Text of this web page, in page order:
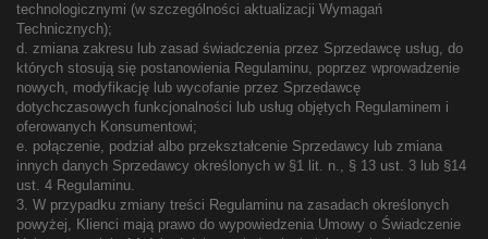
technologicznymi (w szczególności aktualizacji Wymagań
Technicznych);
d. zmiana zakresu lub zasad świadczenia przez Sprzedawcę usług, do
których stosują się postanowienia Regulaminu, poprzez wprowadzenie
nowych, modyfikację lub wycofanie przez Sprzedawcę
dotychczasowych funkcjonalności lub usług objętych Regulaminem i
oferowanych Konsumentowi;
e. połączenie, podział albo przekształcenie Sprzedawcy lub zmiana
innych danych Sprzedawcy określonych w §1 lit. n., § 13 ust. 3 lub §14
ust. 4 Regulaminu.
3. W przypadku zmiany treści Regulaminu na zasadach określonych
powyżej, Klienci mają prawo do wypowiedzenia Umowy o Świadczenie